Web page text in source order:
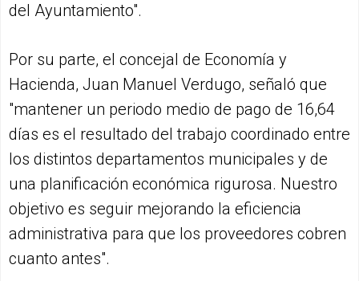
del Ayuntamiento".
Por su parte, el concejal de Economía y
Hacienda, Juan Manuel Verdugo, señaló que
"mantener un periodo medio de pago de 16,64
días es el resultado del trabajo coordinado entre
los distintos departamentos municipales y de
una planificación económica rigurosa. Nuestro
objetivo es seguir mejorando la eficiencia
administrativa para que los proveedores cobren
cuanto antes".